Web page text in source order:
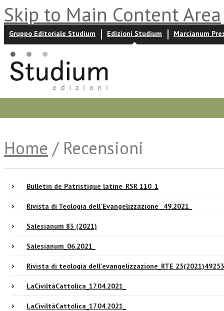
Skip to Main Content Area
Gruppo Editoriale Studium Edizioni Studium Marcianum
Home / Recensioni
Bulletin de Patristique latine_RSR 110_1
Rivista di Teologia dell'Evangelizzazione _49.2021_
Salesianum 83 (2021)
Salesianum_06.2021_
Rivista di teologia dell'evangelizzazione_RTE
LaCiviltàCattolica_17.04.2021_
LaCiviltàCattolica_17.04.2021_